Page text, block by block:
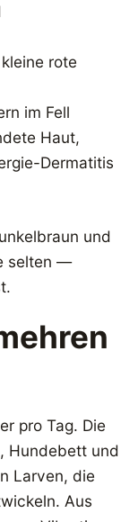
rote
im Fell
Haut,
Dermatitis
und
selten —
pro Tag. Die
Hundebett und
Larven, die
Aus